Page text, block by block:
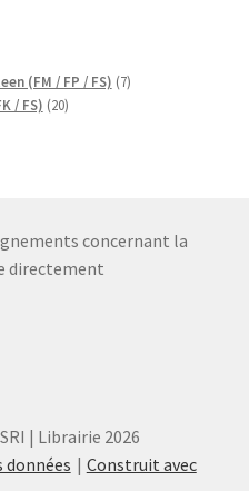
(FM / FP / FS) 77
/ FS) 2020
concernant la
directement
| Librairie 2026
Construit avec